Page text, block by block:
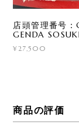
店頭管理番号
GENDA
¥27,500
商品の評価